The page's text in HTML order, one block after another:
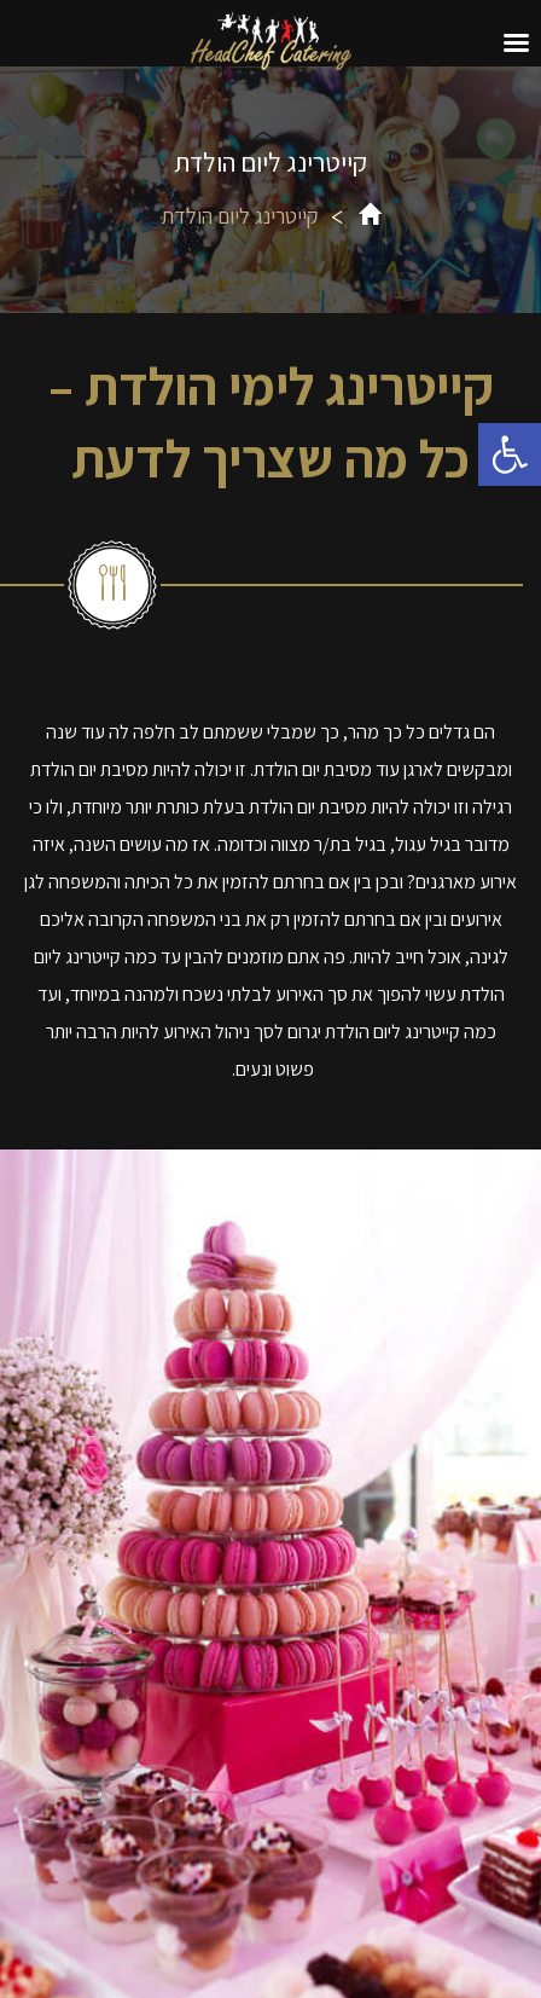
קייטרינג ליום הולדת
קייטרינג ליום הולדת
קייטרינג לימי הולדת –
כל מה שצריך לדעת
הם גדלים כל כך מהר, כך שמבלי ששמתם לב חלפה לה עוד שנה
ומבקשים לארגן עוד מסיבת יום הולדת. זו יכולה להיות מסיבת יום הולדת
רגילה וזו יכולה להיות מסיבת יום הולדת בעלת כותרת יותר מיוחדת, ולו כי
מדובר בגיל עגול, בגיל בת/ר מצווה וכדומה. אז מה עושיםהשנה, איזה
אירוע מארגנים? ובכןבין אם בחרתם להזמין את כל הכיתה והמשפחה לגן
אירועיםובין אם בחרתם להזמין רק את בני המשפחה הקרובה אליכם
לגינה, אוכל חייב להיות. פה אתם מוזמנים להבין עד כמהקייטרינג ליום
הולדתעשוי להפוך אתסך האירוע לבלתי נשכח ולמהנה במיוחד, ועד
כמהקייטרינג ליום הולדתיגרום לסך ניהול האירוע להיותהרבה יותר
פשוטונעים.
פתח סרגל נגישות